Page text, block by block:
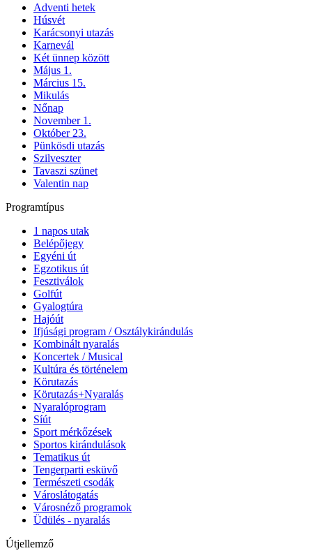
Adventi hetek
Húsvét
Karácsonyi utazás
Karnevál
Két ünnep között
Május 1.
Március 15.
Mikulás
Nőnap
November 1.
Október 23.
Pünkösdi utazás
Szilveszter
Tavaszi szünet
Valentin nap
Programtípus
1 napos utak
Belépőjegy
Egyéni út
Egzotikus út
Fesztiválok
Golfút
Gyalogtúra
Hajóút
Ifjúsági program / Osztálykirándulás
Kombinált nyaralás
Koncertek / Musical
Kultúra és történelem
Körutazás
Körutazás+Nyaralás
Nyaralóprogram
Síút
Sport mérkőzések
Sportos kirándulások
Tematikus út
Tengerparti esküvő
Természeti csodák
Városlátogatás
Városnéző programok
Üdülés - nyaralás
Útjellemző